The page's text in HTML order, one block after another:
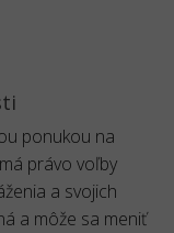
ponukou na
právo voľby
a svojich
a môže sa meniť